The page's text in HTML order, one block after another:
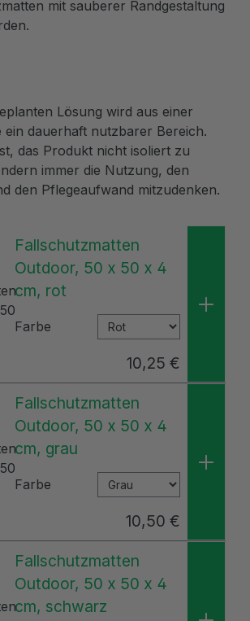
mit sauberer Randgestaltung
Lösung wird aus einer
ein dauerhaft nutzbarer Bereich.
das Produkt nicht isoliert zu
immer die Nutzung, den
den Pflegeaufwand mitzudenken.
Fallschutzmatten
Outdoor, 50 x 50 x 4
cm, rot
Farbe
10,25 €
Fallschutzmatten
Outdoor, 50 x 50 x 4
cm, grau
Farbe
10,50 €
Fallschutzmatten
Outdoor, 50 x 50 x 4
cm, schwarz